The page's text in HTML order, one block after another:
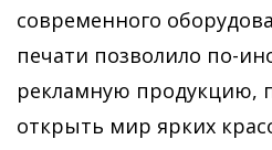
современного
печати позволило по-
рекламную продукцию,
открыть мир ярких